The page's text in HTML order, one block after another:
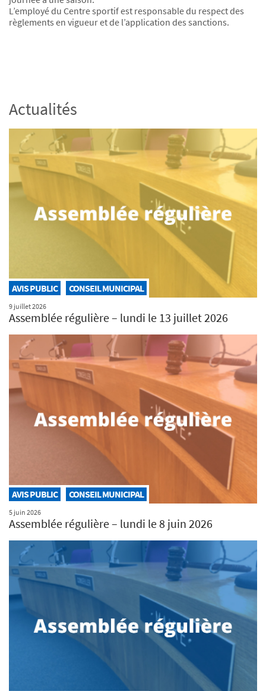
L’employé du Centre sportif est responsable du respect des
règlements en vigueur et de l’application des sanctions.
Actualités
AVIS PUBLIC CONSEIL MUNICIPAL
9 juillet 2026
Assemblée régulière – lundi le 13 juillet 2026
AVIS PUBLIC CONSEIL MUNICIPAL
5 juin 2026
Assemblée régulière – lundi le 8 juin 2026